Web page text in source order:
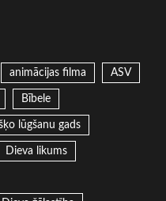
animācijas filma ASV
Bībele
lūgšanu gads
Dieva likums